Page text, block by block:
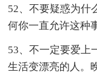
52、不要疑惑为什
何你一直允许这种
53、不一定要爱上
生活变漂亮的人。